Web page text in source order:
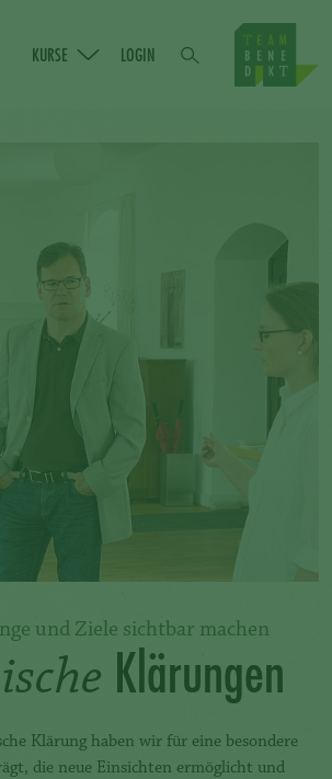
KURSE LOGIN
und Ziele sichtbar machen
Klärungen
Klärung haben wir für eine besondere
die neue Einsichten ermöglicht und